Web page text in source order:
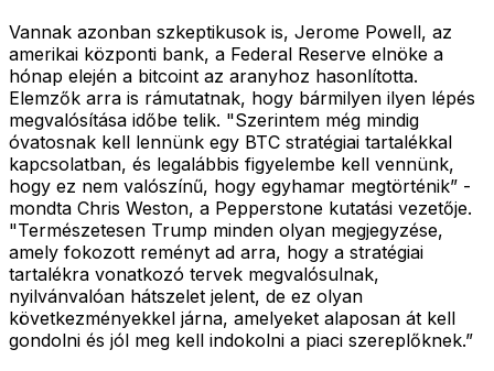
Vannak azonban szkeptikusok is, Jerome Powell, az
amerikai központi bank, a Federal Reserve elnöke a
hónap elején a bitcoint az aranyhoz hasonlította.
Elemzők arra is rámutatnak, hogy bármilyen ilyen lépés
megvalósítása időbe telik. "Szerintem még mindig
óvatosnak kell lennünk egy BTC stratégiai tartalékkal
kapcsolatban, és legalábbis figyelembe kell vennünk,
hogy ez nem valószínű, hogy egyhamar megtörténik” -
mondta Chris Weston, a Pepperstone kutatási vezetője.
"Természetesen Trump minden olyan megjegyzése,
amely fokozott reményt ad arra, hogy a stratégiai
tartalékra vonatkozó tervek megvalósulnak,
nyilvánvalóan hátszelet jelent, de ez olyan
következményekkel járna, amelyeket alaposan át kell
gondolni és jól meg kell indokolni a piaci szereplőknek.”